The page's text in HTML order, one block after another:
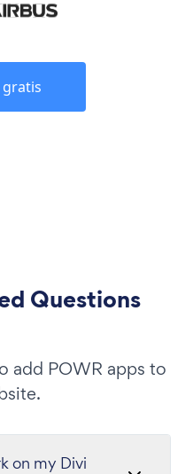
gratis
Questions
add POWR apps to
on my Divi